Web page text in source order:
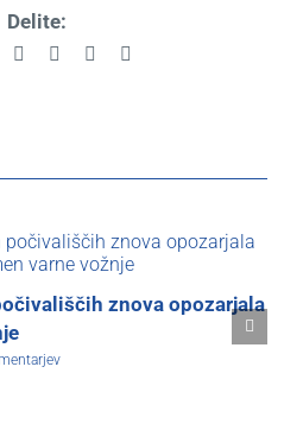
Delite:
Reddit LinkedInPinterest
znova opozarjala